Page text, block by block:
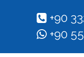
+90
+90